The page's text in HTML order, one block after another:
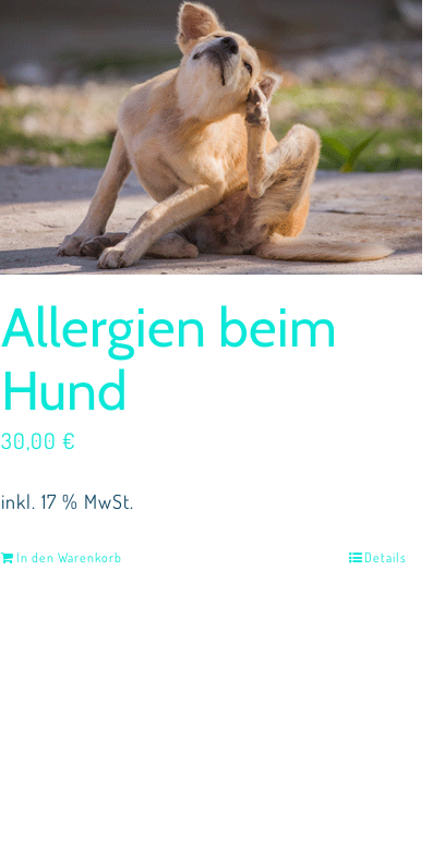
Allergien beim
Hund
30,00€
inkl. 17 % MwSt.
In den Warenkorb Details